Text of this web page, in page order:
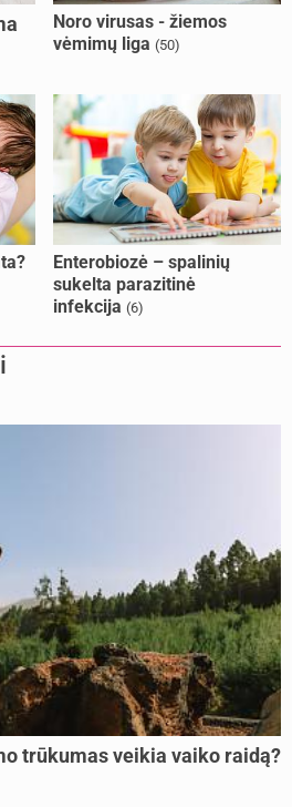
Noro virusas - žiemos
vėmimų liga (50)
Enterobiozė – spalinių
sukelta parazitinė
infekcija (6)
trūkumas veikia vaiko raidą?